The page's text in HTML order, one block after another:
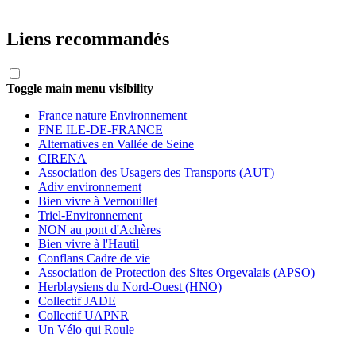
Liens recommandés
Toggle main menu visibility
France nature Environnement
FNE ILE-DE-FRANCE
Alternatives en Vallée de Seine
CIRENA
Association des Usagers des Transports (AUT)
Adiv environnement
Bien vivre à Vernouillet
Triel-Environnement
NON au pont d'Achères
Bien vivre à l'Hautil
Conflans Cadre de vie
Association de Protection des Sites Orgevalais (APSO)
Herblaysiens du Nord-Ouest (HNO)
Collectif JADE
Collectif UAPNR
Un Vélo qui Roule